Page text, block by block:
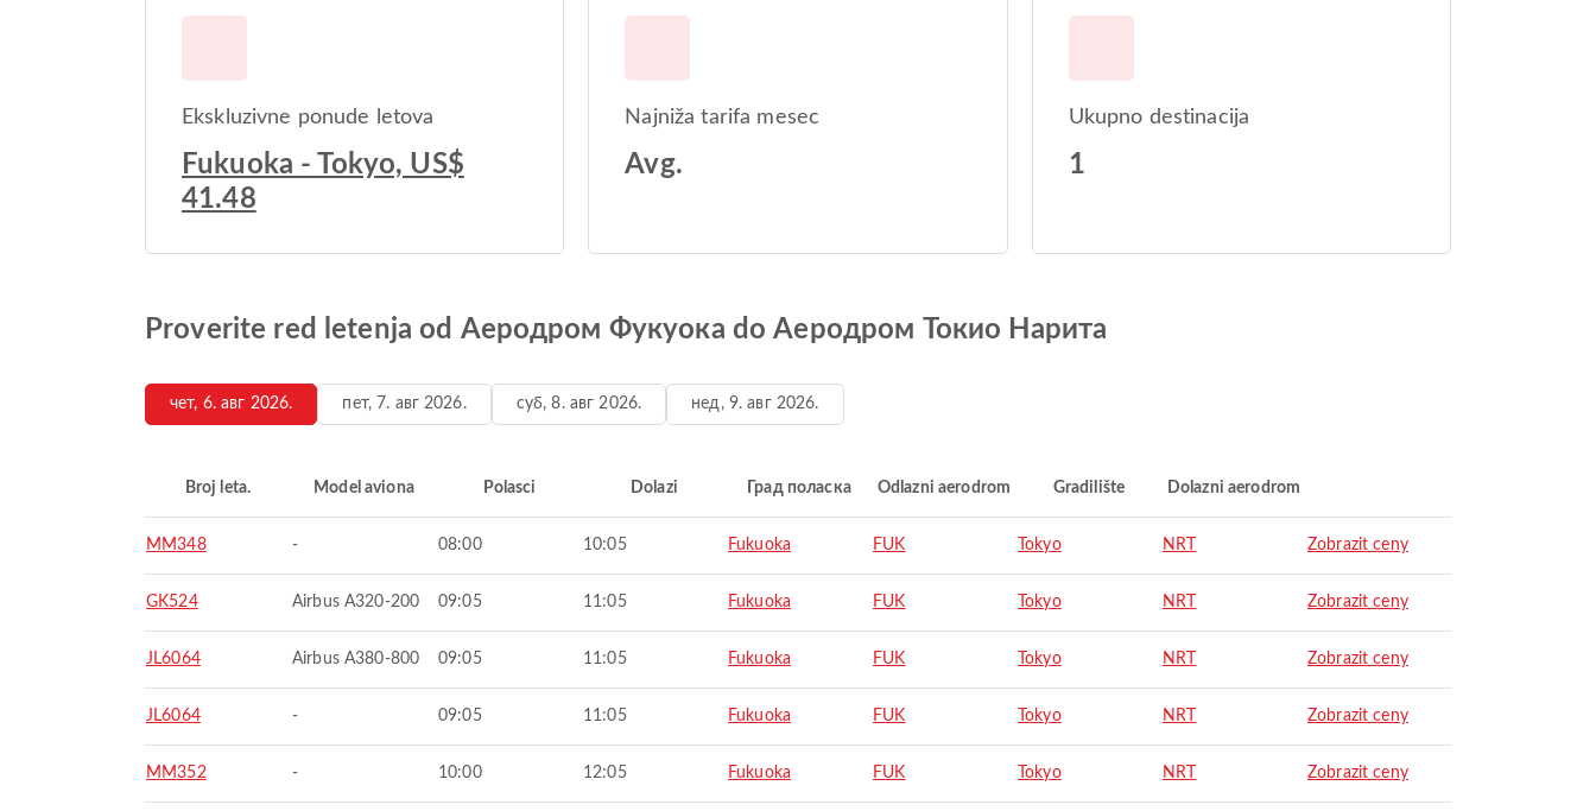
Ekskluzivne ponude letova
Fukuoka - Tokyo, US$
41.48
Najniža tarifa mesec
Avg.
Ukupno destinacija
1
Proverite red letenja od Аеродром Фукуока do Аеродром Токио Нарита
чет, 6. авг 2026. пет, 7. авг 2026. суб, 8. авг 2026. нед, 9. авг 2026.
Broj leta. Model aviona Polasci Dolazi Град поласка Odlazni aerodrom Gradilište Dolazni aerodrom
MM348 - 08:00 10:05 Fukuoka FUK Tokyo NRT Zobrazit ceny
GK524 Airbus A320-200 09:05 11:05 Fukuoka FUK Tokyo NRT Zobrazit ceny
JL6064 Airbus A380-800 09:05 11:05 Fukuoka FUK Tokyo NRT Zobrazit ceny
JL6064 - 09:05 11:05 Fukuoka FUK Tokyo NRT Zobrazit ceny
MM352 - 10:00 12:05 Fukuoka FUK Tokyo NRT Zobrazit ceny